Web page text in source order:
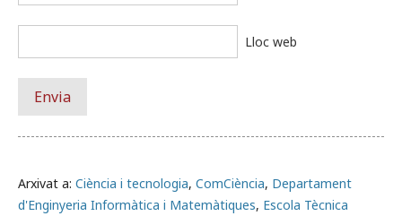
Arxivat a: Ciència i tecnologia, ComCiència, Departament
d'Enginyeria Informàtica i Matemàtiques, Escola Tècnica
Lloc web